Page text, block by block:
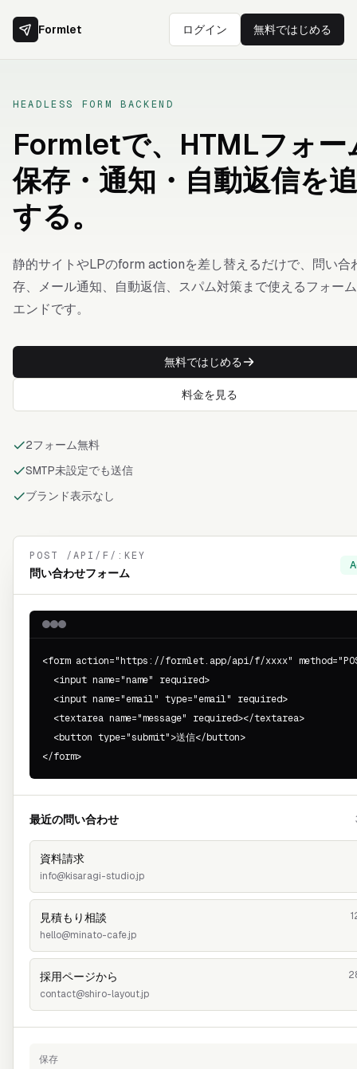
Formlet ログイン 無料ではじめる
HEADLESS FORM BACKEND
Formletで、HTMLフォー
保存・通知・自動返信を
する。
静的サイトやLPのform actionを差し替えるだけで、問い合
存、メール通知、自動返信、スパム対策まで使えるフォー
エンドです。
無料ではじめる
料金を見る
2フォーム無料
SMTP未設定でも送信
ブランド表示なし
POST /API/F/:KEY
問い合わせフォーム
<form action="https://formlet.app/api/f/xxxx"
  <input name="name" required>
  <input name="email" type="email" required>
  <textarea name="message" required></textarea>
  <button type="submit">送信</button>
</form>
最近の問い合わせ
資料請求
info@kisaragi-studio.jp
見積もり相談
hello@minato-cafe.jp
採用ページから
contact@shiro-layout.jp
保存